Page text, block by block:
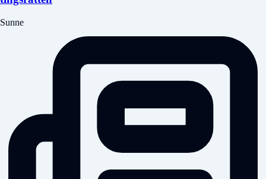
Sunne